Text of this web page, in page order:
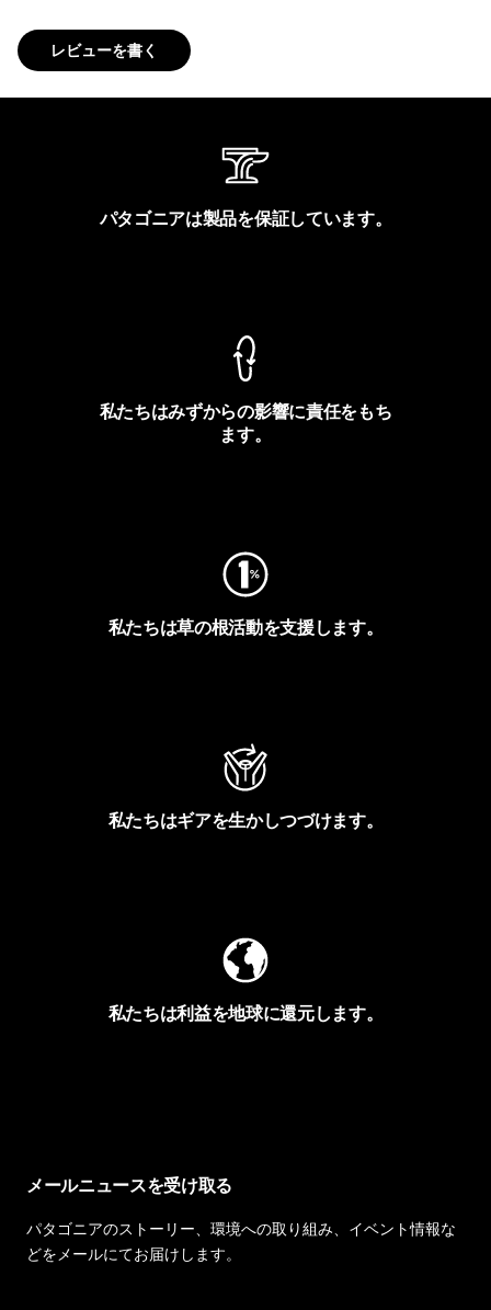
レビューを書く
パタゴニアは製品を保証しています。
私たちはみずからの影響に責任をもち
ます。
私たちは草の根活動を支援します。
私たちはギアを生かしつづけます。
私たちは利益を地球に還元します。
メールニュースを受け取る
パタゴニアのストーリー、環境への取り組み、イベント情報な
どをメールにてお届けします。